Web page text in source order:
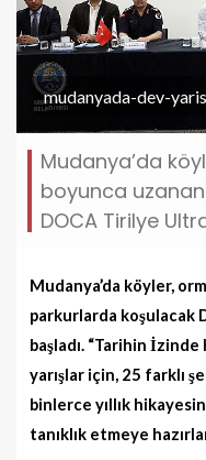
mudanyada-dev-
Mudanya’da
boyunca
DOCA Tirilye
Mudanya’da köyler,
parkurlarda koşulacak
başladı. “Tarihin İzinde
yarışlar için, 25 farklı
binlerce yıllık
tanıklık etmeye hazı